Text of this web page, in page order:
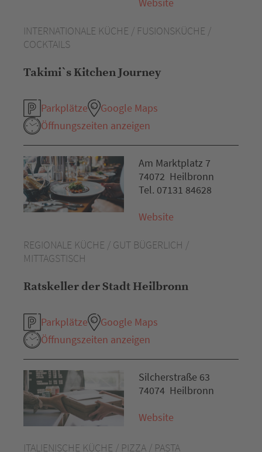
INTERNATIONALE KÜCHE / FUSIONSKÜCHE /
COCKTAILS
Takimi`s Kitchen Journey
Parkplätze
Google Maps
Öffnungszeiten anzeigen
REGIONALE KÜCHE / GUT BÜGERLICH /
MITTAGSTISCH
Ratskeller der Stadt Heilbronn
Parkplätze
Google Maps
Öffnungszeiten anzeigen
Am Marktplatz 7
74072 Heilbronn
Tel. 07131 84628
Website
ITALIENISCHE KÜCHE / PIZZA / PASTA
Silcherstraße 63
74074 Heilbronn
Website